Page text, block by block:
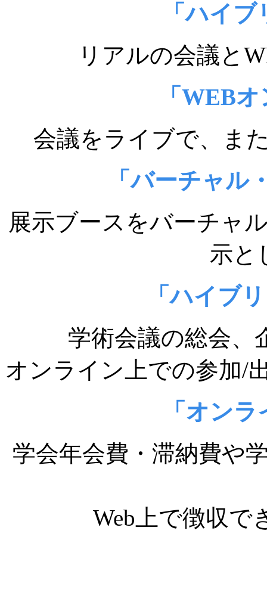
「ハイ
リアルの会議と
「WEB
会議をライブで、ま
「バーチャル
展示ブースをバーチャ
示と
「ハイブ
学術会議の総会、
オンライン上での参加/
「オン
学会年会費・滞納費や
Web上で徴収で